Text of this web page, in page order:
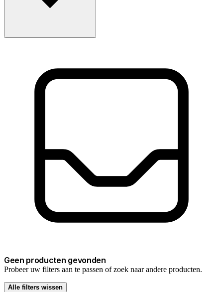
Geen producten gevonden
Probeer uw filters aan te passen of zoek naar andere producten.
Alle filters wissen